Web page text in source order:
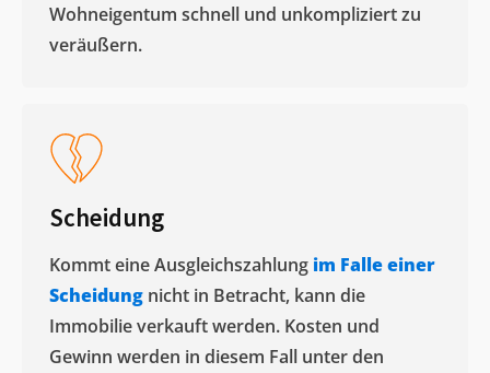
Wohneigentum schnell und unkompliziert zu
veräußern. ​
Scheidung
Kommt eine Ausgleichszahlung im Falle einer
Scheidung nicht in Betracht, kann die
Immobilie verkauft werden. Kosten und
Gewinn werden in diesem Fall unter den